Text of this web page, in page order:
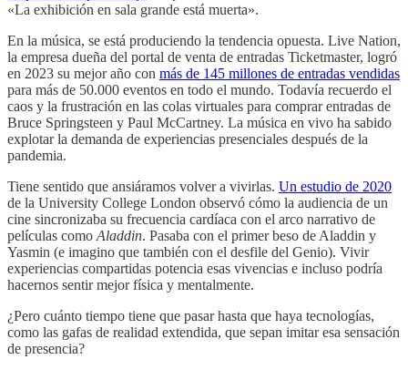
«La exhibición en sala grande está muerta».
En la música, se está produciendo la tendencia opuesta. Live Nation,
la empresa dueña del portal de venta de entradas Ticketmaster, logró
en 2023 su mejor año con más de 145 millones de entradas vendidas
para más de 50.000 eventos en todo el mundo. Todavía recuerdo el
caos y la frustración en las colas virtuales para comprar entradas de
Bruce Springsteen y Paul McCartney. La música en vivo ha sabido
explotar la demanda de experiencias presenciales después de la
pandemia.
Tiene sentido que ansiáramos volver a vivirlas. Un estudio de 2020
de la University College London observó cómo la audiencia de un
cine sincronizaba su frecuencia cardíaca con el arco narrativo de
películas como Aladdin. Pasaba con el primer beso de Aladdin y
Yasmin (e imagino que también con el desfile del Genio). Vivir
experiencias compartidas potencia esas vivencias e incluso podría
hacernos sentir mejor física y mentalmente.
¿Pero cuánto tiempo tiene que pasar hasta que haya tecnologías,
como las gafas de realidad extendida, que sepan imitar esa sensación
de presencia?